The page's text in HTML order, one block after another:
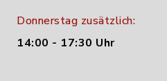
Donnerstag zusätzlich:
14:00 - 17:30 Uhr